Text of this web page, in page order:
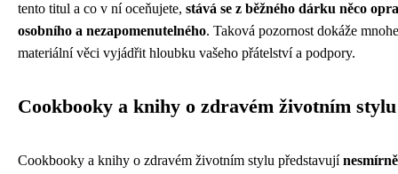
tento titul a co v ní oceňujete, stává se z běžného dárku něco
osobního a nezapomenutelného. Taková pozornost dokáže
materiální věci vyjádřit hloubku vašeho přátelství a podpory.
Cookbooky a knihy o zdravém životním stylu
Cookbooky a knihy o zdravém životním stylu představují